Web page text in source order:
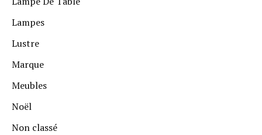
Lampes
Lustre
Marque
Meubles
Noël
Non classé